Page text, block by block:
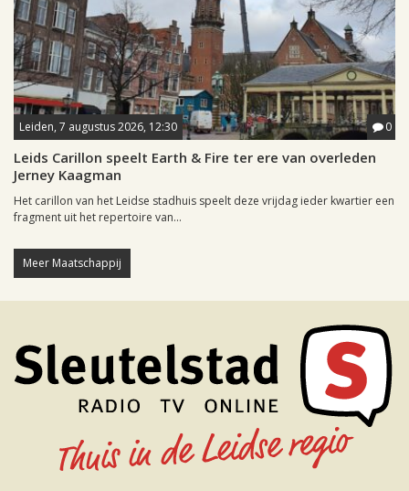
Leiden, 7 augustus 2026, 12:30 0
Leids Carillon speelt Earth & Fire ter ere van overleden
Jerney Kaagman
Het carillon van het Leidse stadhuis speelt deze vrijdag ieder kwartier een
fragment uit het repertoire van...
Meer Maatschappij